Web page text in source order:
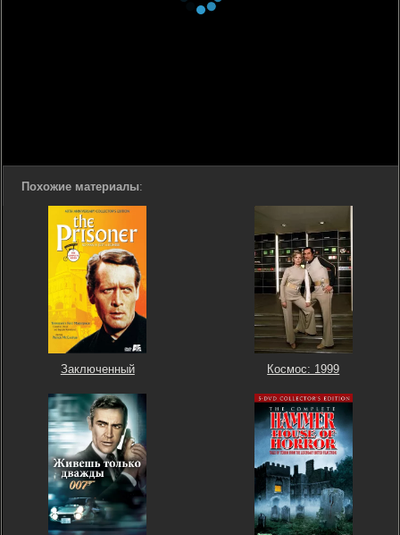
Похожие материалы:
Заключенный Космос: 1999